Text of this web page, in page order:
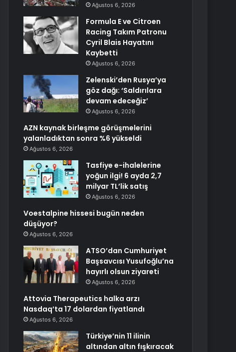
Ağustos 6, 2026
Formula E ve Citroen
Racing Takım Patronu
Cyril Blais Hayatını
Kaybetti
Ağustos 6, 2026
Zelenski’den Rusya’ya
göz dağı: ‘Saldırılara
devam edeceğiz’
Ağustos 6, 2026
AZN kaynak birleşme görüşmelerini
yalanladıktan sonra %6 yükseldi
Ağustos 6, 2026
Tasfiye e-ihalelerine
yoğun ilgi! 6 ayda 2,7
milyar TL’lik satış
Ağustos 6, 2026
Voestalpine hissesi bugün neden
düşüyor?
Ağustos 6, 2026
ATSO’dan Cumhuriyet
Başsavcısı Yusufoğlu’na
hayırlı olsun ziyareti
Ağustos 6, 2026
Attovia Therapeutics halka arzı
Nasdaq’ta 17 dolardan fiyatlandı
Ağustos 6, 2026
Türkiye’nin 11 ilinin
altından altın fışkıracak